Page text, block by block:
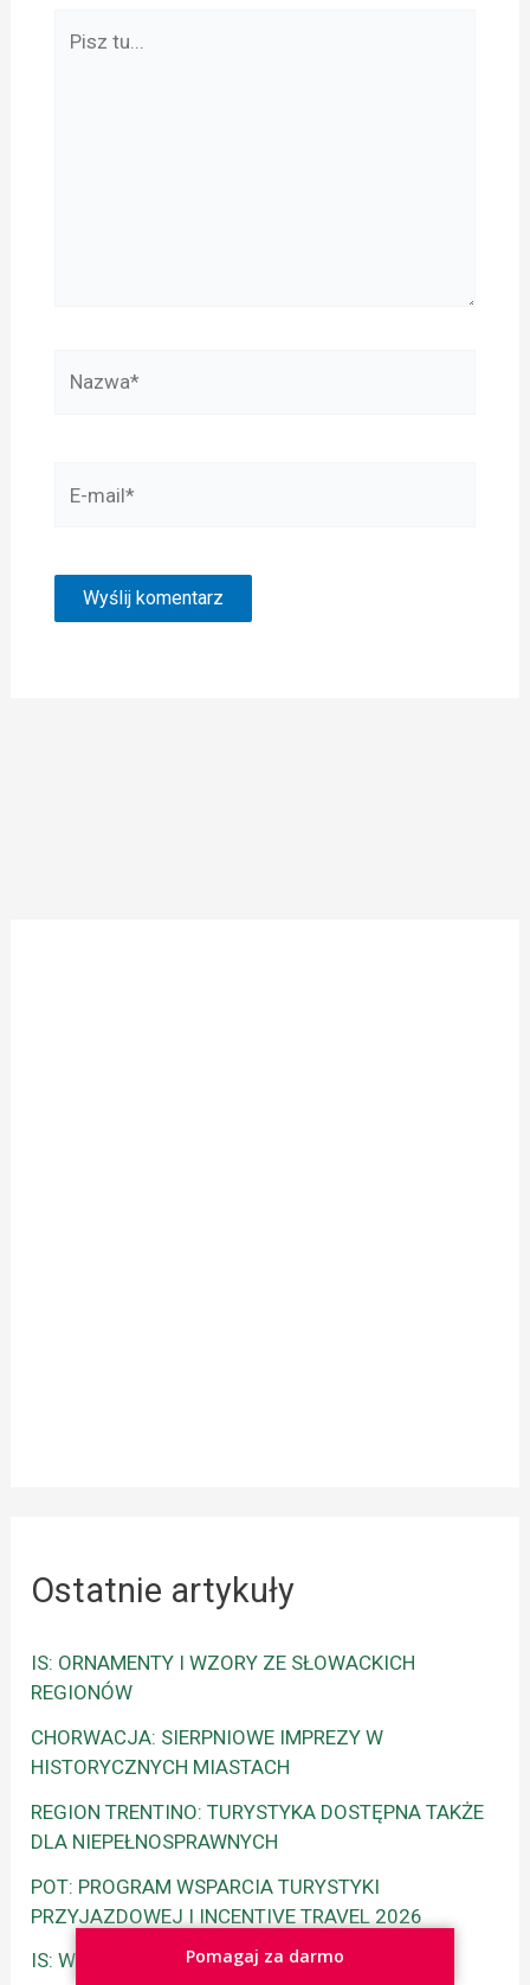
mail*
Ostatnie artykuły
IS: ORNAMENTY I WZORY ZE SŁOWACKICH
REGIONÓW
CHORWACJA: SIERPNIOWE IMPREZY W
HISTORYCZNYCH MIASTACH
REGION TRENTINO: TURYSTYKA DOSTĘPNA TAKŻE
DLA NIEPEŁNOSPRAWNYCH
POT: PROGRAM WSPARCIA TURYSTYKI
PRZYJAZDOWEJ I INCENTIVE TRAVEL 2026
IS: WYSTAWA GRAFIKI DUŠANA POLAKOVIČA
Pomagaj za darmo